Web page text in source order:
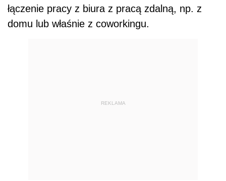
łączenie pracy z biura z pracą zdalną, np. z
domu lub właśnie z coworkingu.
REKLAMA